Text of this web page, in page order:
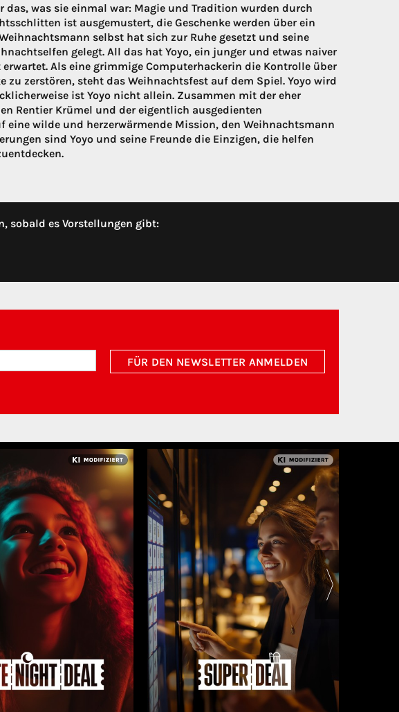
was sie einmal war: Magie und Tradition wurden durch
ist ausgemustert, die Geschenke werden über ein
selbst hat sich zur Ruhe gesetzt und seine
gelegt. All das hat Yoyo, ein junger und etwas naiver
Als eine grimmige Computerhackerin die Kontrolle über
zerstören, steht das Weihnachtsfest auf dem Spiel. Yoyo wird
ist Yoyo nicht allein. Zusammen mit der eher
Rentier Krümel und der eigentlich ausgedienten
eine wilde und herzerwärmende Mission, den Weihnachtsmann
sind Yoyo und seine Freunde die Einzigen, die helfen
sobald es Vorstellungen gibt:
FÜR DEN NEWSLETTER ANMELDEN